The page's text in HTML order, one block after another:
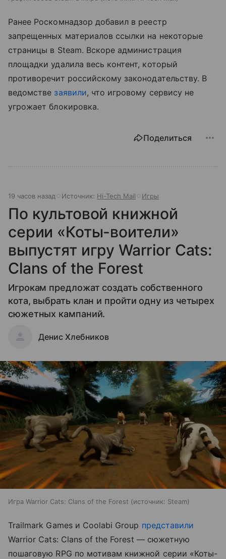
Ранее Роскомнадзор добавил в реестр
запрещенных материалов ссылки на некоторые
страницы в Steam. Вскоре администрация
площадки удалила весь контент, который
противоречит российскому законодательству. В
ведомстве заявили, что игровому сервису не
угрожает блокировка.
Поделиться
19 часов назад Источник: Hi-Tech Mail Игры
По культовой книжной
серии «Коты-воители»
выпустят игру Warrior Cats:
Clans of the Forest
Игрокам предложат создать собственного
кота, выбрать клан и пройти одну из четырех
сюжетных кампаний.
Денис Хлебников
Игра Warrior Cats: Clans of the Forest источник: Steam
Trailmark Games и Coolabi Group представили
Warrior Cats: Clans of the Forest — сюжетную
пошаговую RPG по мотивам книжной серии «Коты-